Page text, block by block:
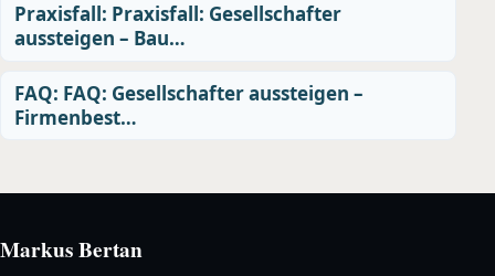
Praxisfall: Praxisfall: Gesellschafter
aussteigen – Bau…
FAQ: FAQ: Gesellschafter aussteigen –
Firmenbest…
Markus Bertan